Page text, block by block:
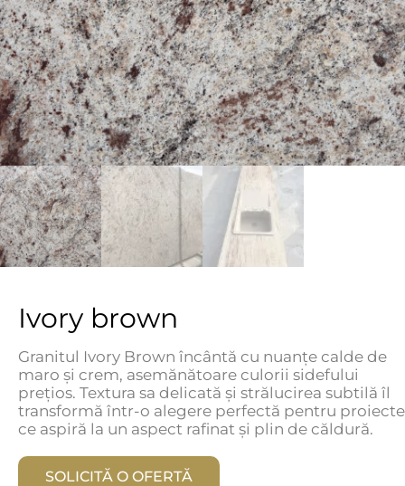
Ivory brown
Granitul Ivory Brown încântă cu nuanțe calde de
maro și crem, asemănătoare culorii sidefului
prețios. Textura sa delicată și strălucirea subtilă îl
transformă într-o alegere perfectă pentru proiecte
ce aspiră la un aspect rafinat și plin de căldură.
SOLICITĂ O OFERTĂ